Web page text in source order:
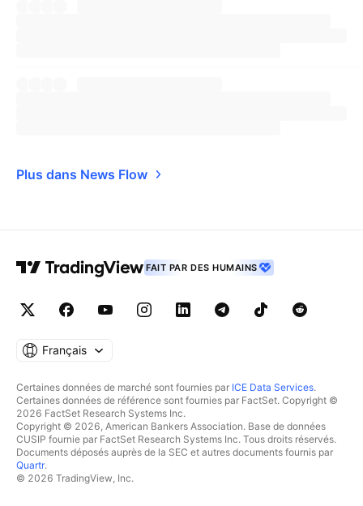
Plus dans News Flow
FAIT PAR DES HUMAINS
Français
Certaines données de marché sont fournies par ICE Data Services.
Certaines données de référence sont fournies par FactSet. Copyright ©
2026 FactSet Research Systems Inc.
Copyright © 2026, American Bankers Association. Base de données
CUSIP fournie par FactSet Research Systems Inc. Tous droits réservés.
Documents déposés auprès de la SEC et autres documents fournis par
Quartr.
© 2026 TradingView, Inc.